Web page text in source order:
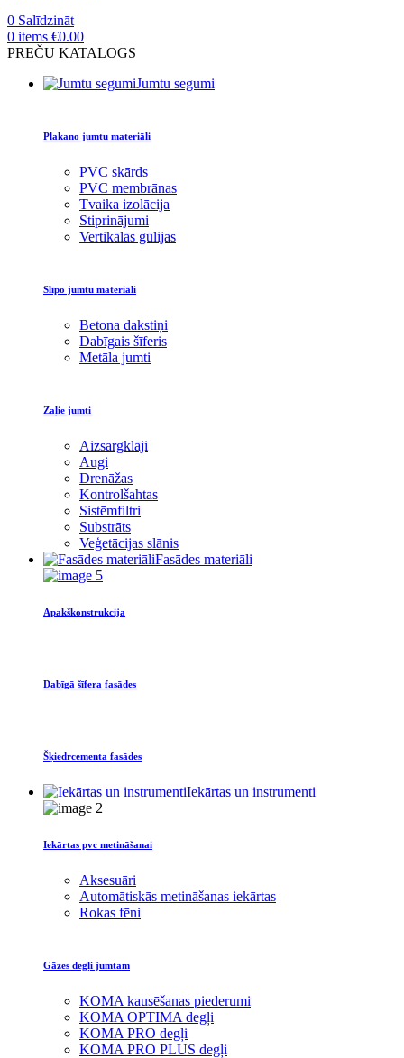
0 Salīdzināt
0 items €0.00
PREČU KATALOGS
Jumtu segumi
Plakano jumtu materiāli
PVC skārds
PVC membrānas
Tvaika izolācija
Stiprinājumi
Vertikālās gūlijas
Slīpo jumtu materiāli
Betona dakstiņi
Dabīgais šīferis
Metāla jumti
Zaļie jumti
Aizsargklāji
Augi
Drenāžas
Kontrolšahtas
Sistēmfiltri
Substrāts
Veģetācijas slānis
Fasādes materiāli
Apakškonstrukcija
Dabīgā šīfera fasādes
Šķiedrcementa fasādes
Iekārtas un instrumenti
Iekārtas pvc metināšanai
Aksesuāri
Automātiskās metināšanas iekārtas
Rokas fēni
Gāzes degļi jumtam
KOMA kausēšanas piederumi
KOMA OPTIMA degļi
KOMA PRO degļi
KOMA PRO PLUS degļi